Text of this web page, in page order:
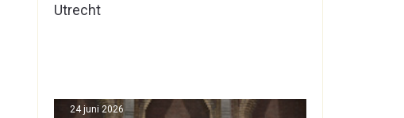
Utrecht
24 juni 2026